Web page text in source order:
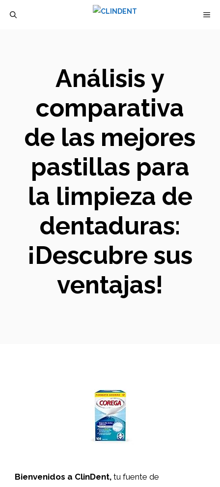
Análisis y
comparativa
de las mejores
pastillas para
la limpieza de
dentaduras:
¡Descubre sus
ventajas!
Bienvenidos a ClinDent, tu fuente de